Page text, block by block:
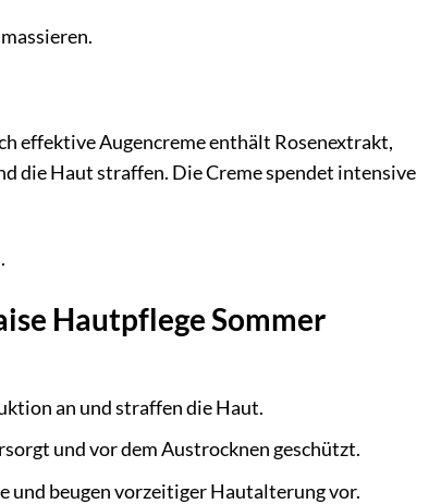
effektive Augencreme enthält Rosenextrakt,
die Haut straffen. Die Creme spendet intensive
Hautpflege Sommer
an und straffen die Haut.
und vor dem Austrocknen geschützt.
beugen vorzeitiger Hautalterung vor.